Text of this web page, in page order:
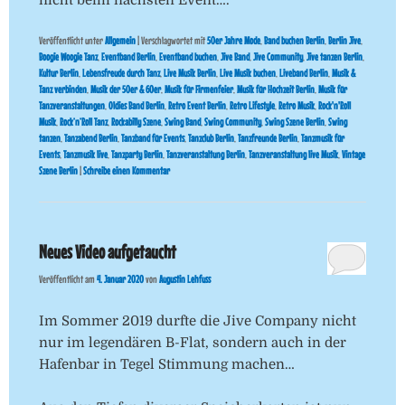
Veröffentlicht unterAllgemein Verschlagwortet mit50er Jahre Mode,Band buchen Berlin,Berlin Jive,
Boogie Woogie Tanz, Eventband Berlin, Eventband buchen,Jive Band,Jive Community,Jive tanzen Berlin,
Kultur Berlin, Lebensfreude durch Tanz, Live Musik Berlin, Live Musik buchen, Liveband Berlin,Musik &
Tanz verbinden,Musik der 50er & 60er,Musik für Firmenfeier,Musik für Hochzeit Berlin,Musik für
Tanzveranstaltungen,Oldies Band Berlin,Retro Event Berlin,Retro Lifestyle,Retro Musik,Rock'n'Roll
Musik,Rock’n’Roll Tanz,Rockabilly Szene,Swing Band,Swing Community,Swing Szene Berlin,Swing
tanzen,Tanzabend Berlin,Tanzband für Events,Tanzclub Berlin,Tanzfreunde Berlin,Tanzmusik für
Events,Tanzmusik live,Tanzparty Berlin,Tanzveranstaltung Berlin,Tanzveranstaltung live Musik,Vintage
Szene Berlin Schreibe einen Kommentar
Neues Video aufgetaucht
Veröffentlicht am4. Januar 2020vonAugustin Lehfuss
Im Sommer 2019 durfte die Jive Company nicht
nur im legendären B-Flat, sondern auch in der
Hafenbar in Tegel Stimmung machen…